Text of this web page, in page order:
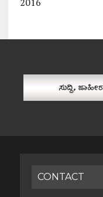
CONTACT